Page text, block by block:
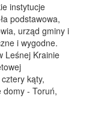
instytucje
podstawowa,
urząd gminy i
i wygodne.
Leśnej Krainie
kąty,
domy - Toruń,